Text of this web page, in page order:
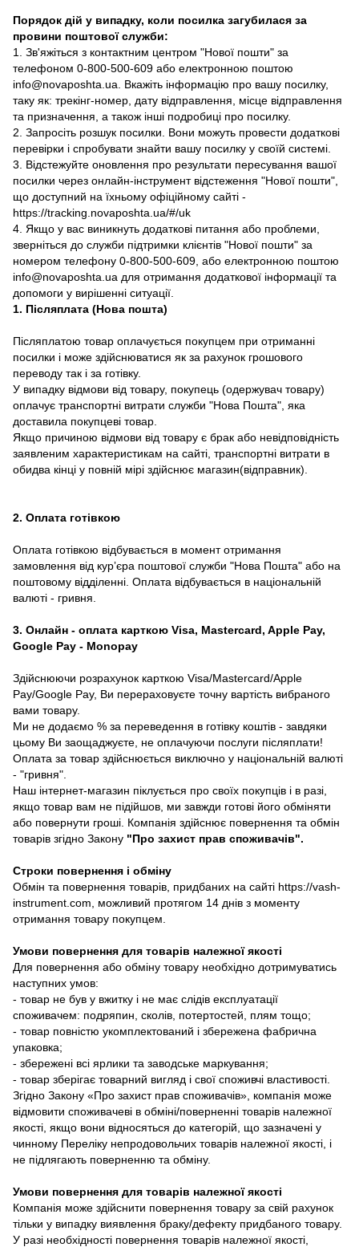
Порядок дій у випадку, коли посилка загубилася за
провини поштової служби:
1. Зв'яжіться з контактним центром "Нової пошти" за
телефоном 0-800-500-609 або електронною поштою
info@novaposhta.ua. Вкажіть інформацію про вашу посилку,
таку як: трекінг-номер, дату відправлення, місце відправлення
та призначення, а також інші подробиці про посилку.
2. Запросіть розшук посилки. Вони можуть провести додаткові
перевірки і спробувати знайти вашу посилку у своїй системі.
3. Відстежуйте оновлення про результати пересування вашої
посилки через онлайн-інструмент відстеження "Нової пошти",
що доступний на їхньому офіційному сайті -
https://tracking.novaposhta.ua/#/uk
4. Якщо у вас виникнуть додаткові питання або проблеми,
зверніться до служби підтримки клієнтів "Нової пошти" за
номером телефону 0-800-500-609, або електронною поштою
info@novaposhta.ua для отримання додаткової інформації та
допомоги у вирішенні ситуації.
1. Післяплата (Нова пошта)
Післяплатою товар оплачується покупцем при отриманні
посилки і може здійснюватися як за рахунок грошового
переводу так і за готівку.
У випадку відмови від товару, покупець (одержувач товару)
оплачує транспортні витрати служби "Нова Пошта", яка
доставила покупцеві товар.
Якщо причиною відмови від товару є брак або невідповідність
заявленим характеристикам на сайті, транспортні витрати в
обидва кінці у повній мірі здійснює магазин(відправник).
2. Оплата готівкою
Оплата готівкою відбувається в момент отримання
замовлення від курʼєра поштової служби "Нова Пошта" або на
поштовому відділенні. Оплата відбувається в національній
валюті - гривня.
3. Онлайн - оплата карткою Visa, Mastercard, Apple Pay,
Google Pay - Monopay
Здійснюючи розрахунок карткою Visa/Mastercard/Apple
Pay/Google Pay, Ви перераховуєте точну вартість вибраного
вами товару.
Ми не додаємо % за переведення в готівку коштів - завдяки
цьому Ви заощаджуєте, не оплачуючи послуги післяплати!
Оплата за товар здійснюється виключно у національній валюті
- "гривня".
Наш інтернет-магазин піклується про своїх покупців і в разі,
якщо товар вам не підійшов, ми завжди готові його обміняти
або повернути гроші. Компанія здійснює повернення та обмін
товарів згідно Закону "Про захист прав споживачів".
Строки повернення і обміну
Обмін та повернення товарів, придбаних на сайті https://vash-
instrument.com, можливий протягом 14 днів з моменту
отримання товару покупцем.
Умови повернення для товарів належної якості
Для повернення або обміну товару необхідно дотримуватись
наступних умов:
- товар не був у вжитку і не має слідів експлуатації
споживачем: подряпин, сколів, потертостей, плям тощо;
- товар повністю укомплектований і збережена фабрична
упаковка;
- збережені всі ярлики та заводське маркування;
- товар зберігає товарний вигляд і свої споживчі властивості.
Згідно Закону «Про захист прав споживачів», компанія може
відмовити споживачеві в обміні/поверненні товарів належної
якості, якщо вони відносяться до категорій, що зазначені у
чинному Переліку непродовольчих товарів належної якості, і
не підлягають поверненню та обміну.
Умови повернення для товарів належної якості
Компанія може здійснити повернення товару за свій рахунок
тільки у випадку виявлення браку/дефекту придбаного товару.
У разі необхідності повернення товарів належної якості,